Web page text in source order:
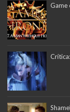
Game